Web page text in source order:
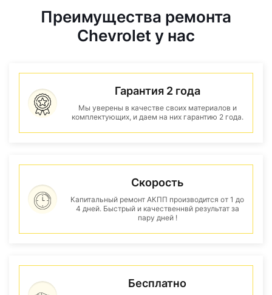
Преимущества ремонта
Chevrolet у нас
Гарантия 2 года
Мы уверены в качестве своих материалов и
комплектующих, и даем на них гарантию 2 года.
Скорость
Капитальный ремонт АКПП производится от 1 до
4 дней. Быстрый и качественнвй результат за
пару дней !
Бесплатно